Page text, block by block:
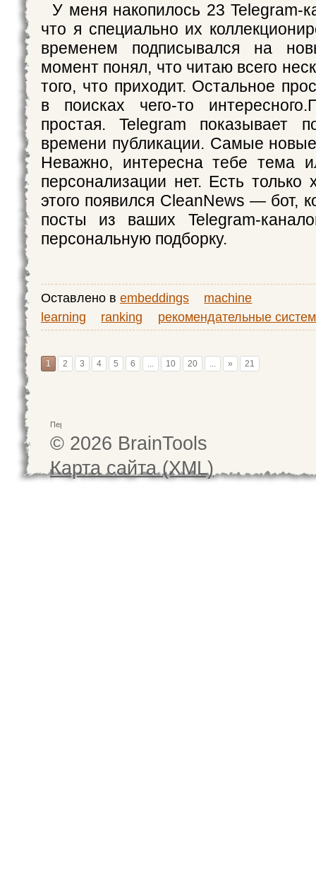
У меня накопилось 23 Telegram-
что я специально их
временем подписывался на
момент понял, что читаю всего
того, что приходит. Остальное
в поисках чего-то
простая. Telegram показывает
времени публикации. Самые новые
Неважно, интересна тебе тема
персонализации нет. Есть только
этого появился CleanNews — бот,
посты из ваших Telegram-
персональную подборку.
Оставлено в embeddings
machine
learning
ranking рекомендательные
1 2 3 4 5 6 ... 10 20 ... » 21
© 2026 BrainTools
Карта сайта (XML)